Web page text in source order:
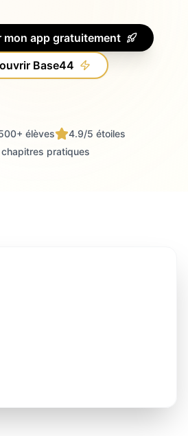
mon app gratuitement
Base44
élèves
4.9/5 étoiles
pratiques